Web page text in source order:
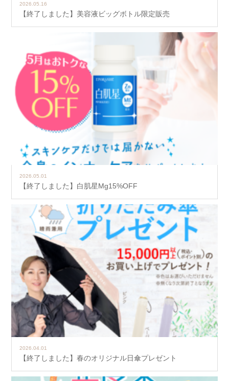
2026.05.16
【終了しました】美容液ビッグボトル限定販売
2026.05.01
【終了しました】白肌星Mg15%OFF
2026.04.01
【終了しました】春のオリジナル日傘プレゼント